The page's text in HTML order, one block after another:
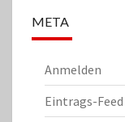
META
Anmelden
Eintrags-Feed